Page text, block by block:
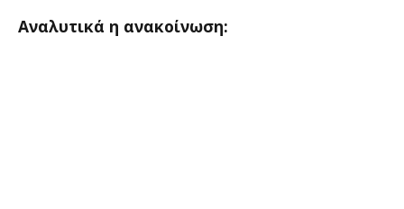
Αναλυτικά η ανακοίνωση: